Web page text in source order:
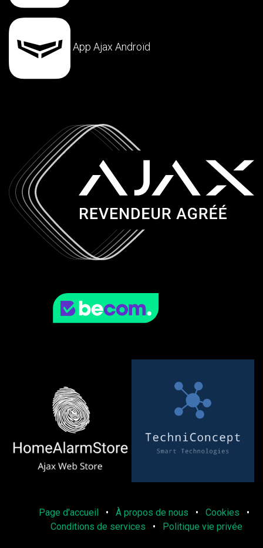
App Ajax Androïd
Page d'accueil • À propos de nous • Cookies
•
Conditions de services
• Politique vie privée